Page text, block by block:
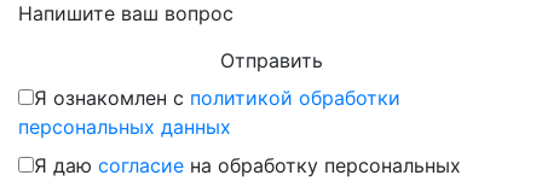
Напишите ваш вопрос
Я ознакомлен с политикой обработки
персональных данных
Я даю согласие на обработку персональных